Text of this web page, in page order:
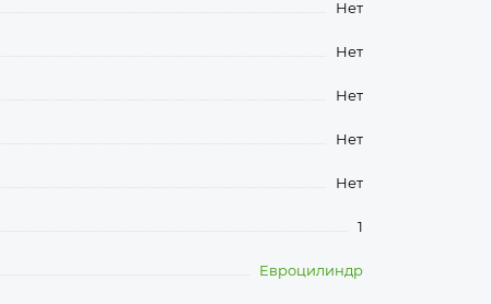
Нет
Нет
Нет
Нет
Нет
1
Евроцилиндр